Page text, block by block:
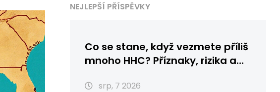
NEJLEPŠÍ PŘÍSPĚVKY
Co se stane, když vezmete příliš
mnoho HHC? Příznaky, rizika a
srp, 7 2026